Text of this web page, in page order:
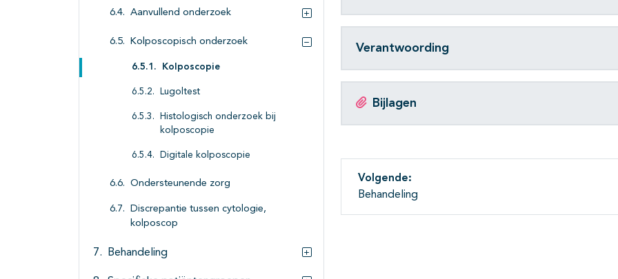
Aanvullend onderzoek
Kolposcopisch onderzoek
Kolposcopie
Lugoltest
Histologisch onderzoek bij
kolposcopie
Digitale kolposcopie
Ondersteunende zorg
Discrepantie tussen cytologie,
kolposcop
Behandeling
Verantwoording
Bijlagen
Volgende:
Behandeling